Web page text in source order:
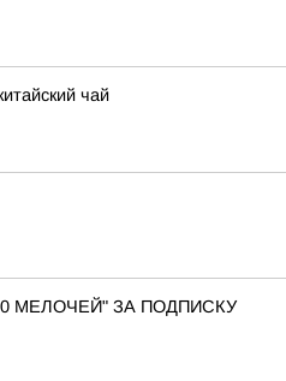
чай
МЕЛОЧЕЙ" ЗА ПОДПИСКУ